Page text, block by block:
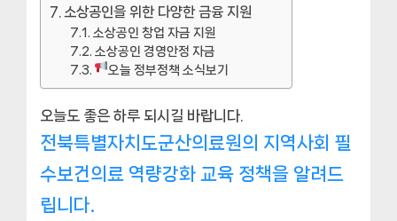
소상공인을 위한 다양한 금융 지원
소상공인 창업 자금 지원
소상공인 경영안정 자금
오늘 정부정책 소식보기
오늘도 좋은 하루 되시길 바랍니다.
전북특별자치도군산의료원의 지역사회 필
수보건의료 역량강화 교육 정책을 알려드
립니다.